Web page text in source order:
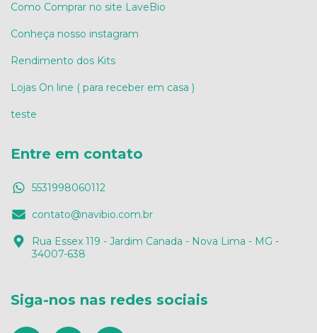
Como Comprar no site LaveBio
Conheça nosso instagram
Rendimento dos Kits
Lojas On line ( para receber em casa )
teste
Entre em contato
5531998060112
contato@navibio.com.br
Rua Essex 119 - Jardim Canada - Nova Lima - MG -
34007-638
Siga-nos nas redes sociais